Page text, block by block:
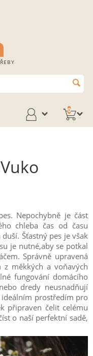
0
Nepochybně je část
chleba čas od času
Šťastný pes je však
je nutné,aby se potkal
Správně upravená
z měkkých a voňavých
fungování domácího
dredy neusnadňují
prostředím pro
připraven čelit celému
o naší perfektní sadě,